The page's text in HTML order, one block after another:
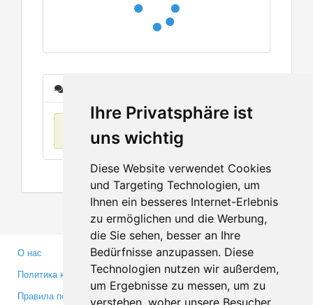
Ihre Privatsphäre ist
uns wichtig
Diese Website verwendet Cookies
und Targeting Technologien, um
Ihnen ein besseres Internet-Erlebnis
zu ermöglichen und die Werbung,
die Sie sehen, besser an Ihre
Bedürfnisse anzupassen. Diese
Technologien nutzen wir außerdem,
um Ergebnisse zu messen, um zu
verstehen, woher unsere Besucher
Нет данных
О нас
Политика конфиденциальности
Правила пользования
Партнерам
Инвесторам